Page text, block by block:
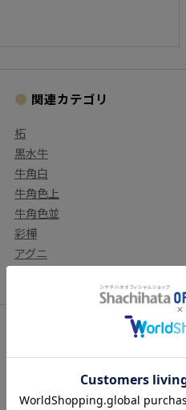
関連カテゴリ
柘
黒水牛
牛角白
牛角色上
牛角色並
彩樺
アグニ
イベント